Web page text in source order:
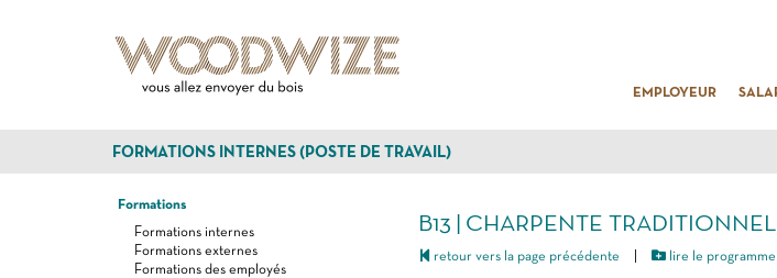
EMPLOYEUR
FORMATIONS INTERNES (POSTE DE TRAVAIL)
Formations
Formations internes
Formations externes
Formations des employés
B13 | CHARPENTE
retour vers la page précédente lire le